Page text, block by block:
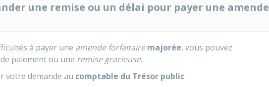
une remise ou un délai pour payer une amende
à payer une amende forfaitaire majorée, vous pouvez
paiement ou une remise gracieuse.
votre demande au comptable du Trésor public.